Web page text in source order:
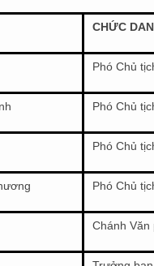
CHỨC
Phó Chủ
Phó Chủ
Phó Chủ
Phó Chủ
Chánh Văn